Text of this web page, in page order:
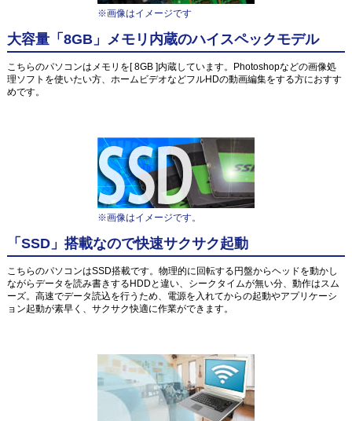
※画像はイメージです
大容量「8GB」メモリ内蔵のハイスペックモデル
こちらのパソコンはメモリを[ 8GB ]内蔵しています。Photoshopなどの画像処
理ソフトを使いたい方、ホームビデオなどフルHDの動画編集をする方におすす
めです。
※画像はイメージです。
「SSD」搭載なので快速サクサク起動
こちらのパソコンはSSD搭載です。物理的に回転する円盤からヘッドを動かし
ながらデータを読み書きするHDDと違い、シークタイムが無い分、動作はスム
ーズ。高速でデータ読込を行うため、電源を入れてからの起動やアプリケーシ
ョン起動が素早く、サクサク快適に作業ができます。